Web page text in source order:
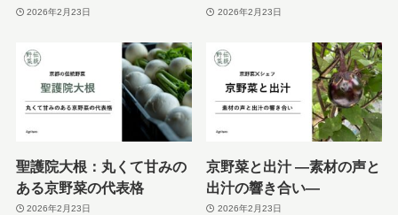
2026年2月23日 2026年2月23日
聖護院大根：丸くて甘みの
ある京野菜の代表格
2026年2月23日
京野菜と出汁 ―素材の声と
出汁の響き合い―
2026年2月23日